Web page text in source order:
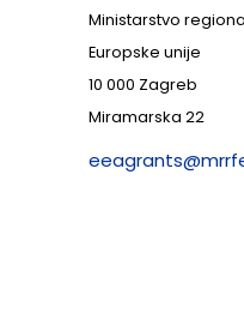
Ministarstvo
Europske unije
10 000 Zagreb
Miramarska 22